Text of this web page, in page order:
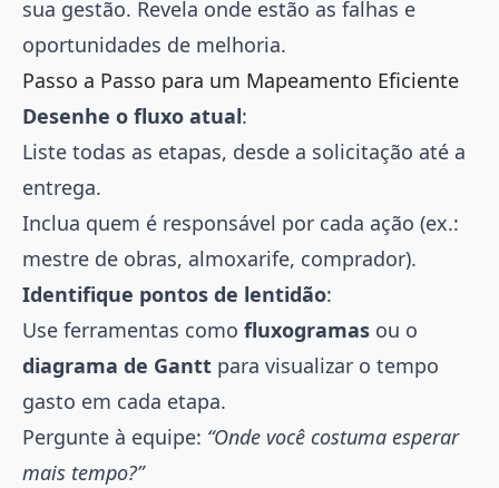
sua gestão. Revela onde estão as falhas e
oportunidades de melhoria.
Passo a Passo para um Mapeamento Eficiente
Desenhe o fluxo atual:
Liste todas as etapas, desde a solicitação até a
entrega.
Inclua quem é responsável por cada ação (ex.:
mestre de obras, almoxarife, comprador).
Identifique pontos de lentidão:
Use ferramentas como fluxogramas ou o
diagrama de Gantt para visualizar o tempo
gasto em cada etapa.
Pergunte à equipe: “Onde você costuma esperar
mais tempo?”